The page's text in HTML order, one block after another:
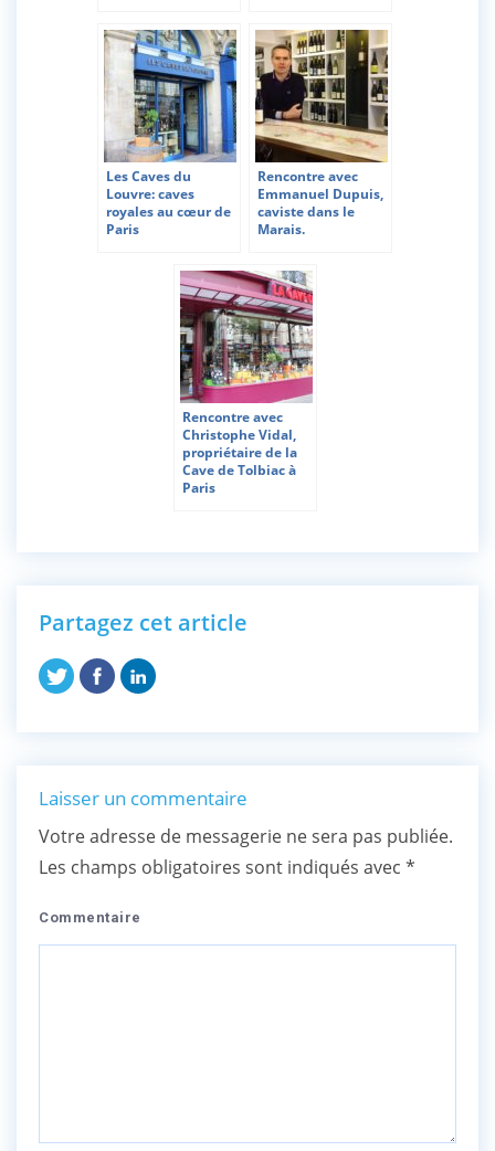
Les Caves du
Louvre: caves
royales au cœur de
Paris
Rencontre avec
Emmanuel Dupuis,
caviste dans le
Marais.
Rencontre avec
Christophe Vidal,
propriétaire de la
Cave de Tolbiac à
Paris
Partagez cet article
Laisser un commentaire
Votre adresse de messagerie ne sera pas publiée.
Les champs obligatoires sont indiqués avec *
Commentaire